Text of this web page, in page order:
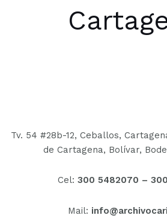
Tv. 54 #28b-12, Ceballos,
de Cartagena, Bolívar,
Cel: 300 5482070 –
Mail: